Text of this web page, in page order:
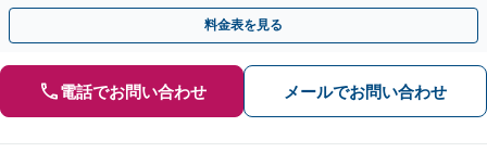
士歴10年以上】
料金表を見る
電話でお問い合わせ メールでお問い合わせ